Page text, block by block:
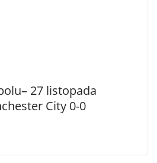
27 listopada
City 0-0